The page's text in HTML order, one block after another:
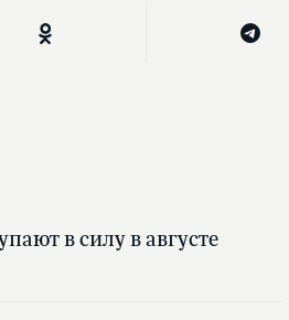
в силу в августе